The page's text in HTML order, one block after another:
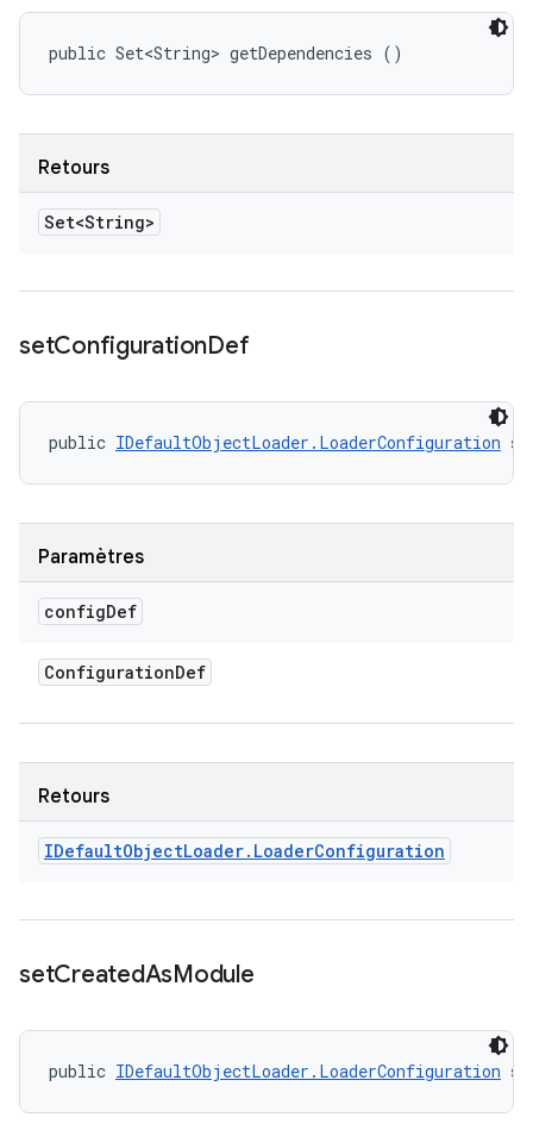
public Set<String> getDependencies ()
Retours
Set<String>
setConfigurationDef
public IDefaultObjectLoader.LoaderConfiguration
Paramètres
configDef
ConfigurationDef
Retours
IDefaultObjectLoader. LoaderConfiguration
setCreatedAsModule
public IDefaultObjectLoader.LoaderConfiguration